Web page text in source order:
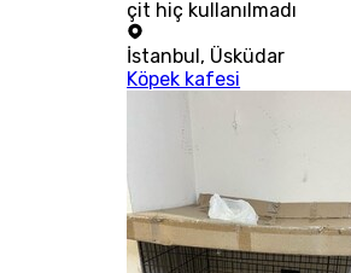
çit hiç kullanılmadı
İstanbul, Üsküdar
Köpek kafesi